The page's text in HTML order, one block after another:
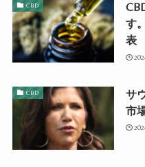
CBD
す
表
CBD
サ
市